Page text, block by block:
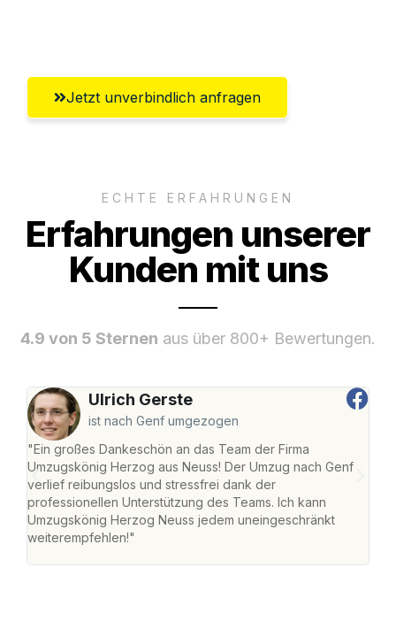
Jetzt unverbindlich anfragen
ECHTE ERFAHRUNGEN
Erfahrungen unserer
Kunden mit uns
4.9 von 5 Sternen aus über 800+ Bewertungen.
Ulrich Gerste
ist nach Genf umgezogen
"Ein großes Dankeschön an das Team der Firma
Umzugskönig Herzog aus Neuss! Der Umzug nach Genf
verlief reibungslos und stressfrei dank der
professionellen Unterstützung des Teams. Ich kann
Umzugskönig Herzog Neuss jedem uneingeschränkt
weiterempfehlen!"